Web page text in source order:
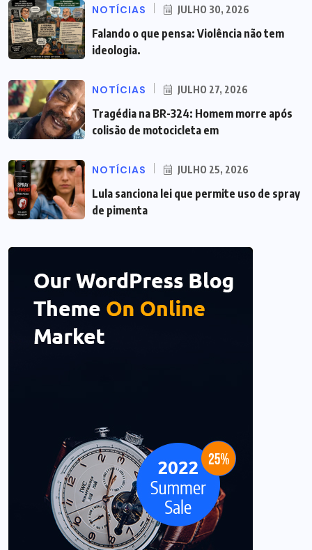
NOTÍCIAS JULHO 30, 2026
Falando o que pensa: Violência não tem
ideologia.
NOTÍCIAS JULHO 27, 2026
Tragédia na BR-324: Homem morre após
colisão de motocicleta em
NOTÍCIAS JULHO 25, 2026
Lula sanciona lei que permite uso de spray
de pimenta